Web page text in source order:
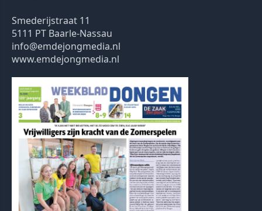
Smederijstraat 11
5111 PT Baarle-Nassau
info@emdejongmedia.nl
www.emdejongmedia.nl